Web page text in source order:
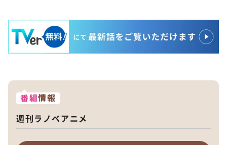
番組情報
週刊ラノベアニメ